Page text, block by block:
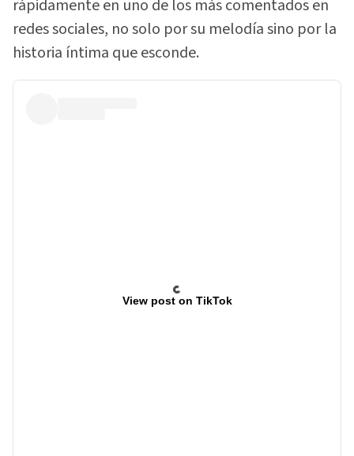
rápidamente en uno de los más comentados en
redes sociales, no solo por su melodía sino por la
historia íntima que esconde.
View post on TikTok